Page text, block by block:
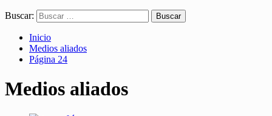
Buscar:
Inicio
Medios aliados
Página 24
Medios aliados